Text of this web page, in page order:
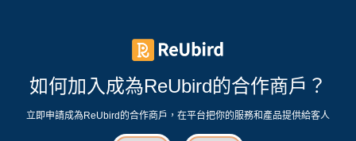
如何加入成為ReUbird的合作商戶？
立即申請成為ReUbird的合作商戶，在平台把你的服務和產品提供給客人